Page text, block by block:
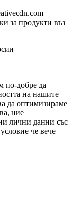
за продукти въз
по-добре да
на нашите
да оптимизираме
ние
лични данни със
че вече